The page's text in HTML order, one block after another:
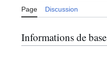
Page Discussion
Informations de base